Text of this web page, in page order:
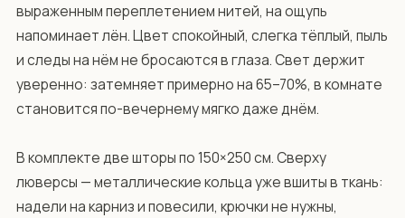
выраженным переплетением нитей, на ощупь
напоминает лён. Цвет спокойный, слегка тёплый, пыль
и следы на нём не бросаются в глаза. Свет держит
уверенно: затемняет примерно на 65–70%, в комнате
становится по-вечернему мягко даже днём.
В комплекте две шторы по 150×250 см. Сверху
люверсы — металлические кольца уже вшиты в ткань:
надели на карниз и повесили, крючки не нужны,